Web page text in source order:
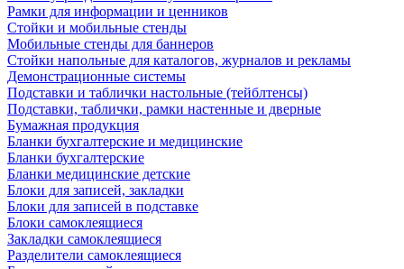
Рамки для информации и ценников
Стойки и мобильные стенды
Мобильные стенды для баннеров
Стойки напольные для каталогов, журналов и рекламы
Демонстрационные системы
Подставки и таблички настольные (тейблтенсы)
Подставки, таблички, рамки настенные и дверные
Бумажная продукция
Бланки бухгалтерские и медицинские
Бланки бухгалтерские
Бланки медицинские детские
Блоки для записей, закладки
Блоки для записей в подставке
Блоки самоклеящиеся
Закладки самоклеящиеся
Разделители самоклеящиеся